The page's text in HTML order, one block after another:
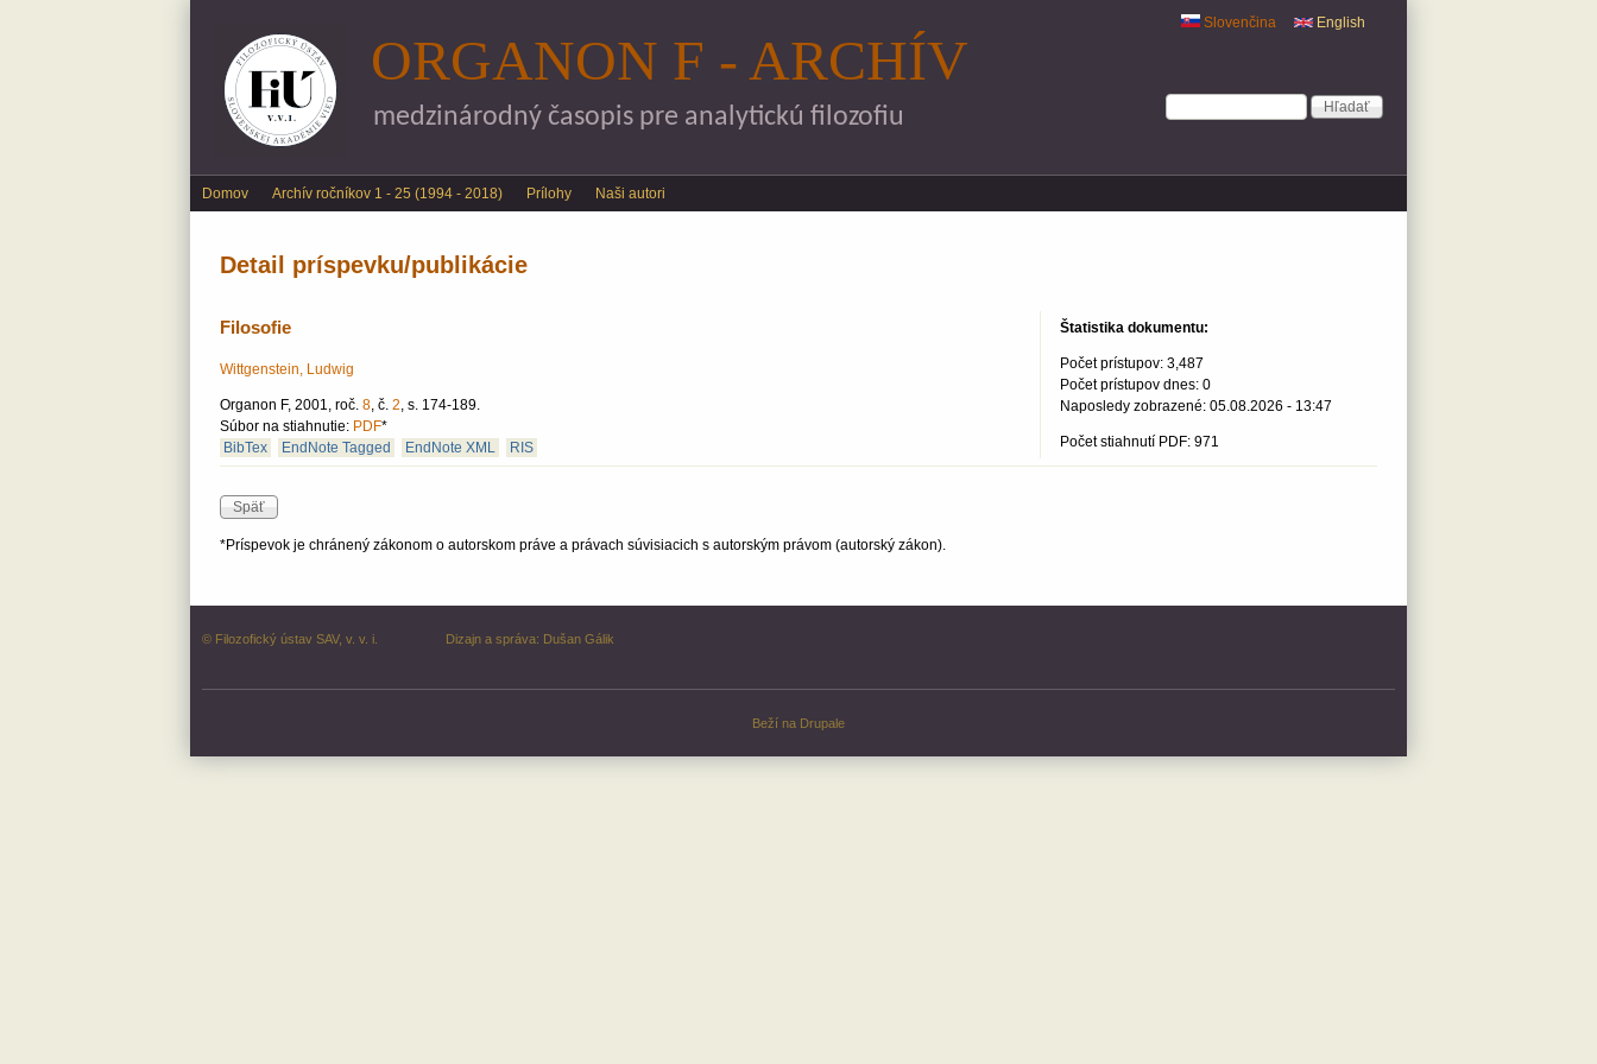
English
Slovenčina
Vyhľadávanie
Hľadať
ORGANON F - ARCHÍV
medzinárodný časopis pre analytickú filozofiu
Main menu
Domov Archív ročníkov 1 - 25 (1994 - 2018) Prílohy Naši autori
Detail príspevku/publikácie
Filosofie
Wittgenstein, Ludwig
Organon F, 2001, roč. 8, č. 2, s. 174-189.
Súbor na stiahnutie: PDF*
BibTex
EndNote Tagged EndNote XML RIS
Štatistika dokumentu:
Počet prístupov: 3,487
Počet prístupov dnes: 0
Naposledy zobrazené: 05.08.2026 - 13:47
Počet stiahnutí PDF: 971
*Príspevok je chránený zákonom o autorskom práve a právach súvisiacich s autorským právom (autorský zákon).
© Filozofický ústav SAV, v. v. i. Dizajn a správa: Dušan Gálik
Beží na Drupale